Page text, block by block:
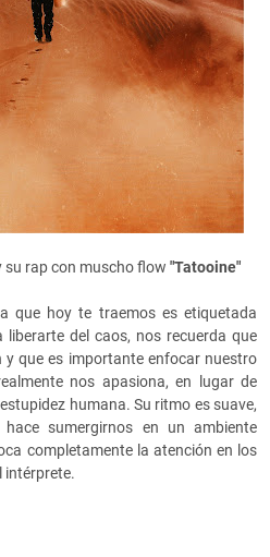
su rap con muscho flow "Tatooine"
que hoy te traemos es etiquetada
del caos, nos recuerda que
y que es importante enfocar nuestro
nos apasiona, en lugar de
humana. Su ritmo es suave,
sumergirnos en un ambiente
completamente la atención en los
intérprete.